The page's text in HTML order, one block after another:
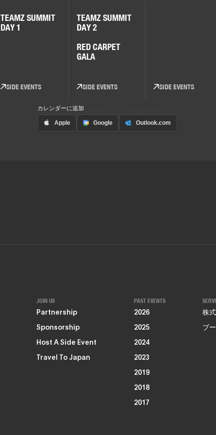
TEAMZ SUMMIT
DAY 1
SIDE EVENTS
TEAMZ SUMMIT
DAY 2
RED CARPET
GALA
SIDE EVENTS SIDE EVENTS
カレンダーに追加
JOIN US
Partnership
Sponsorship
Host A Side Event
Travel To Japan
PAST EVENTS
2026
2025
2024
2023
2019
2018
2017
株
ブ